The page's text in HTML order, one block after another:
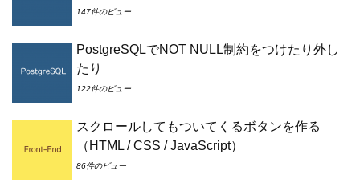
147件のビュー
PostgreSQLでNOT NULL制約をつけたり外し
たり
122件のビュー
スクロールしてもついてくるボタンを作る
（HTML / CSS / JavaScript）
86件のビュー